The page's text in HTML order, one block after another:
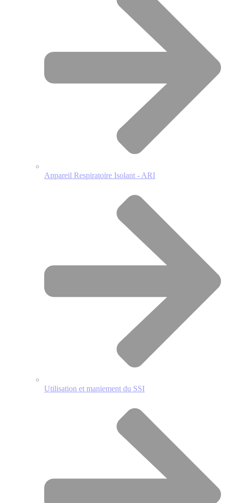
Appareil Respiratoire Isolant - ARI
Utilisation et maniement du SSI